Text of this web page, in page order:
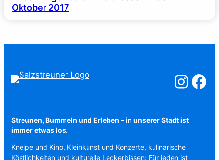
Oktober 2017
Salzstreuner
Streunen, Bummeln und Erleben – in unserer Stadt ist
immer etwas los.
Kneipe und Kino, Kleinkunst und Konzerte, kulinarische
Köstlichkeiten und kulturelle Leckerbissen: Für jeden ist